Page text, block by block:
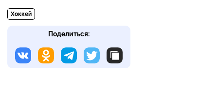
Хоккей
Поделиться: